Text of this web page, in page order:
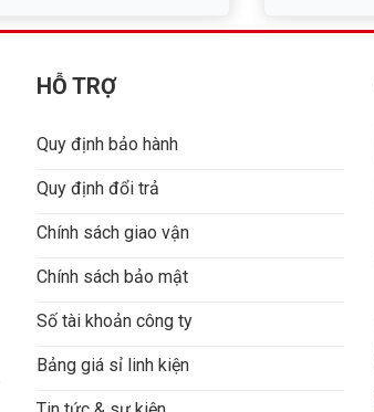
HỖ TRỢ
Quy định bảo hành
Quy định đổi trả
Chính sách giao vận
Chính sách bảo mật
Số tài khoản công ty
Bảng giá sỉ linh kiện